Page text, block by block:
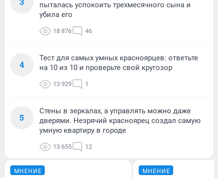
пыталась успокоить трехмесячного сына и
убила его
18 876 46
4
Тест для самых умных красноярцев: ответьте
на 10 из 10 и проверьте свой кругозор
13 929 1
5
Стены в зеркалах, а управлять можно даже
дверями. Незрячий красноярец создал самую
умную квартиру в городе
13 655 12
МНЕНИЕ МНЕНИЕ